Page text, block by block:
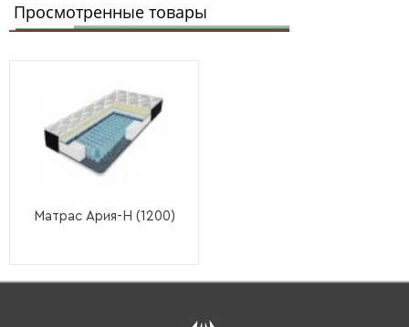
Просмотренные товары
Матрас Ария-Н (1200)